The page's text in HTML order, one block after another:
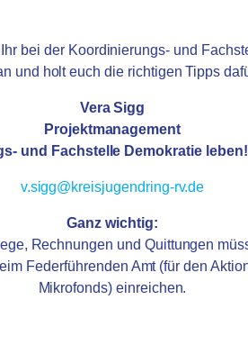
bei der Koordinierungs- und
und holt euch die richtigen Tipps
Vera Sigg
Projektmanagement
und Fachstelle Demokratie
v.sigg@kreisjugendring-rv.de
Ganz wichtig:
Rechnungen und Quittungen
Federführenden Amt (für den
Mikrofonds) einreichen.